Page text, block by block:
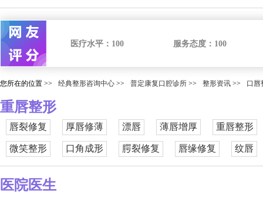
医疗水平： 100 服务态度： 100
您所在的位置 >> 经典整形咨询中心 >> 普定康复口腔诊所 >> 整形资讯 >> 口唇
重唇整形
唇裂修复 厚唇修薄 漂唇 薄唇增厚 重唇整形
微笑整形 口角成形 腭裂修复 唇缘修复 纹唇
医院医生